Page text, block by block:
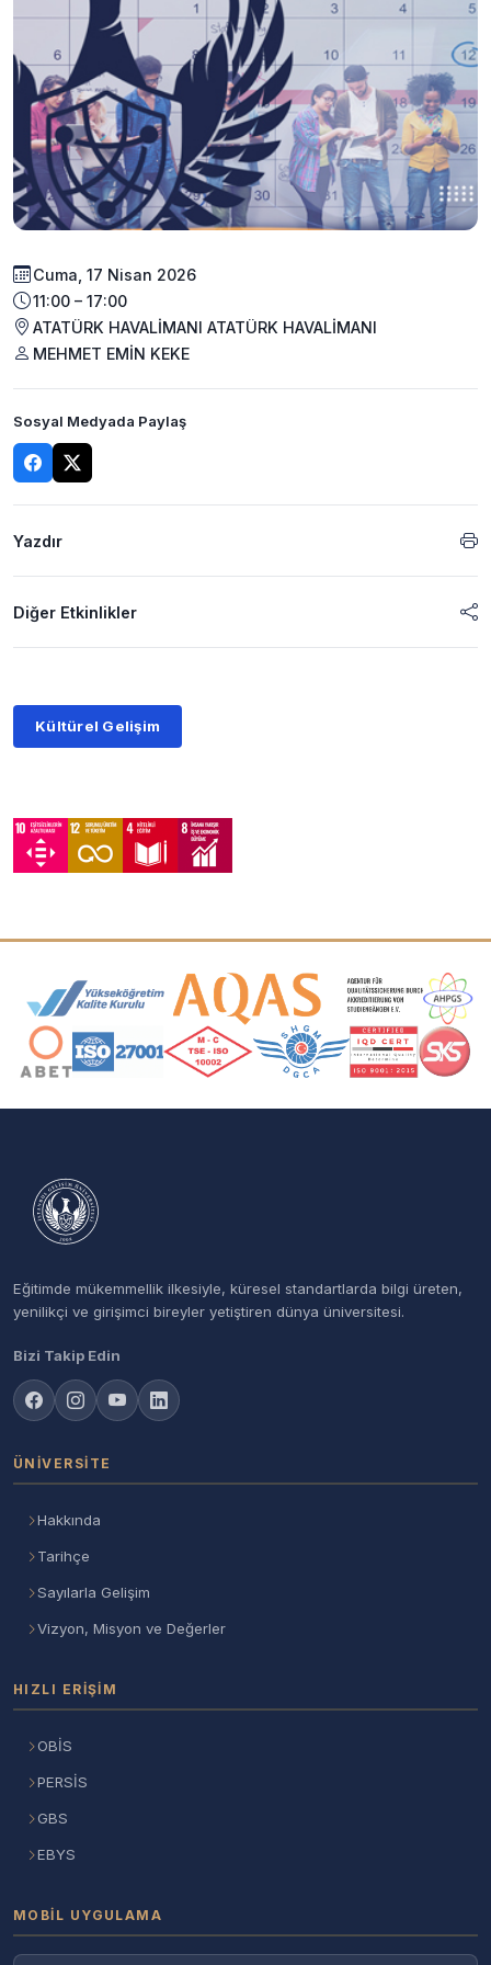
Cuma, 17 Nisan 2026
11:00 – 17:00
ATATÜRK HAVALİMANI ATATÜRK HAVALİMANI
MEHMET EMİN KEKE
Sosyal Medyada Paylaş
Yazdır
Diğer Etkinlikler
Kültürel Gelişim
Akreditasyon ve Üyelik Logoları
Eğitimde mükemmellik ilkesiyle, küresel standartlarda bilgi üreten,
yenilikçi ve girişimci bireyler yetiştiren dünya üniversitesi.
Bizi Takip Edin
ÜNIVERSITE
Hakkında
Tarihçe
Sayılarla Gelişim
Vizyon, Misyon ve Değerler
HIZLI ERIŞIM
OBİS
PERSİS
GBS
EBYS
MOBIL UYGULAMA